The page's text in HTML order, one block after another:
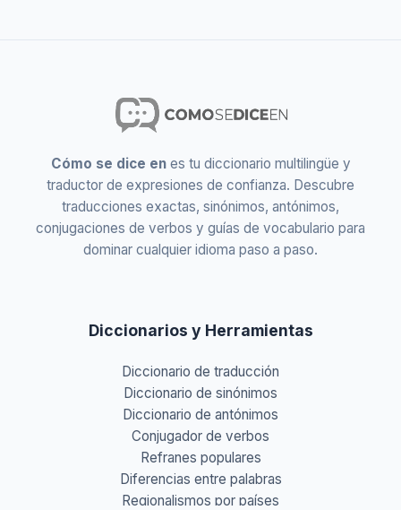
Cómo se dice enes tu diccionario multilingüe y
traductor de expresiones de confianza. Descubre
traducciones exactas, sinónimos, antónimos,
conjugaciones de verbos y guías de vocabulario para
dominar cualquier idioma paso a paso.
Diccionarios y Herramientas
Diccionario de traducción
Diccionario de sinónimos
Diccionario de antónimos
Conjugador de verbos
Refranes populares
Diferencias entre palabras
Regionalismos por países